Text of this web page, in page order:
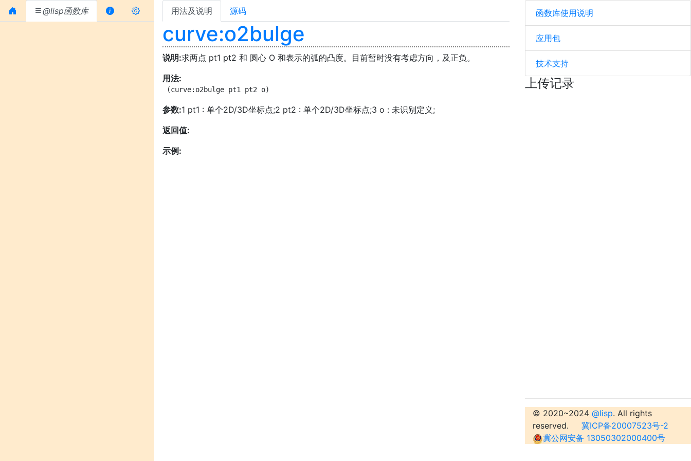
@lisp函数库 用法及说明 源码
curve:o2bulge
说明:求两点 pt1 pt2 和 圆心 O 和表示的弧的凸度。目前暂时没有考虑方向，及正负。
用法:
(curve:o2bulge pt1 pt2 o)
参数:1 pt1 : 单个2D/3D坐标点;2 pt2 : 单个2D/3D坐标点;3 o : 未识别定义;
返回值:
示例:
函数库使用说明
应用包
技术支持
上传记录
© 2020~2024@lisp. All rights
reserved.
冀ICP备20007523号-2
冀公网安备 13050302000400号